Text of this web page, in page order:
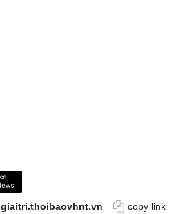
giaitri.thoibaovhnt.vn copy link